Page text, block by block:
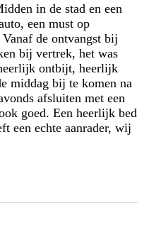
in de stad en een
een must op
de ontvangst bij
bij vertrek, het was
ontbijt, heerlijk
middag bij te komen na
afsluiten met een
goed. Een heerlijk bed
een echte aanrader, wij